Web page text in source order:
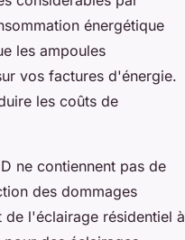
énergétique
les ampoules
vos factures d'énergie.
les coûts de
ne contiennent pas de
des dommages
l'éclairage résidentiel à